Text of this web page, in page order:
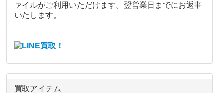
ァイルがご利用いただけます。翌営業日までにお返事
いたします。
買取アイテム